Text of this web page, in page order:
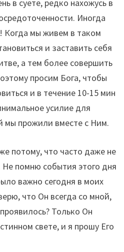
в суете, редко нахожусь в
Иногда
Когда мы живем в таком
и заставить себя
а тем более совершить
просим Бога, чтобы
и в течение 10-15 мин
усилие для
мы прожили вместе с Ним.
потому, что часто даже не
помню события этого дня
важно сегодня в моих
что Он всегда со мной,
Только Он
свете, и я прошу Его